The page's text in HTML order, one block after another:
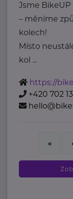
Jsme BikeUP
– měníme
kolech!
Místo
kol ...
https://
+420 702
« ‹